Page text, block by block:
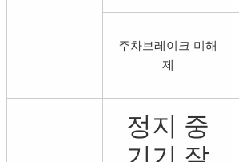
주차브레이크 미해
제
정지 중